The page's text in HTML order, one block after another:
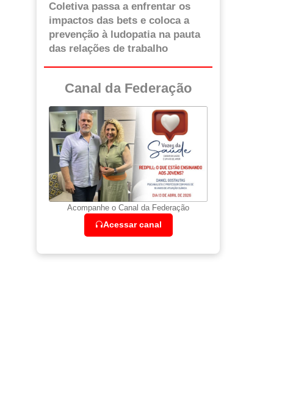
Coletiva passa a enfrentar os
impactos das bets e coloca a
prevenção à ludopatia na pauta
das relações de trabalho
Canal da Federação
Acompanhe o Canal da Federação
Acessar canal